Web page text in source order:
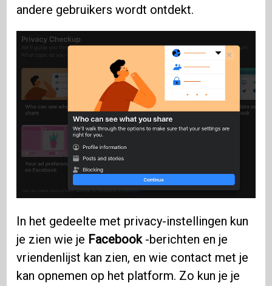
andere gebruikers wordt ontdekt.
In het gedeelte met privacy-instellingen kun
je zien wie je Facebook-berichten en je
vriendenlijst kan zien, en wie contact met je
kan opnemen op het platform. Zo kun je je